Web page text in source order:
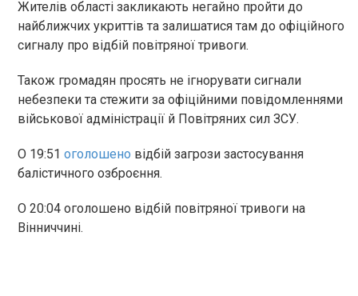
Жителів області закликають негайно пройти до
найближчих укриттів та залишатися там до офіційного
сигналу про відбій повітряної тривоги.
Також громадян просять не ігнорувати сигнали
небезпеки та стежити за офіційними повідомленнями
військової адміністрації й Повітряних сил ЗСУ.
О 19:51 оголошено відбій загрози застосування
балістичного озброєння.
О 20:04 оголошено відбій повітряної тривоги на
Вінниччині.